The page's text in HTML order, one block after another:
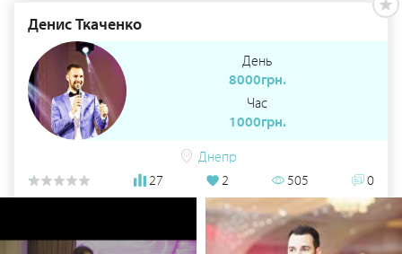
Если Вы хотите, чтобы Ваш праздник стал ярким и
незабываемым, обращайтесь ко мне;)
Денис Ткаченко
День
8000грн.
Час
1000грн.
Днепр
27
2 505 0